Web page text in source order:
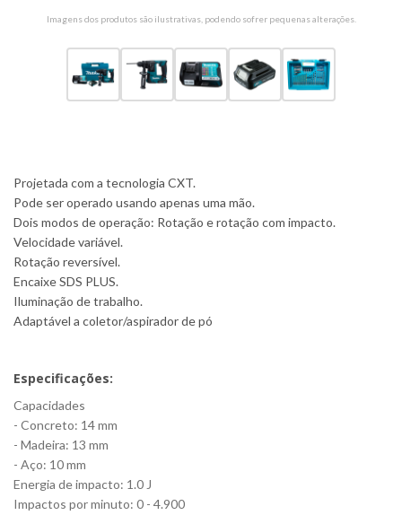
Imagens dos produtos são ilustrativas, podendo sofrer pequenas alterações.
Projetada com a tecnologia CXT.
Pode ser operado usando apenas uma mão.
Dois modos de operação: Rotação e rotação com impacto.
Velocidade variável.
Rotação reversível.
Encaixe SDS PLUS.
Iluminação de trabalho.
Adaptável a coletor/aspirador de pó
Especificações:
Capacidades
- Concreto: 14 mm
- Madeira: 13 mm
- Aço: 10 mm
Energia de impacto: 1.0 J
Impactos por minuto: 0 - 4.900